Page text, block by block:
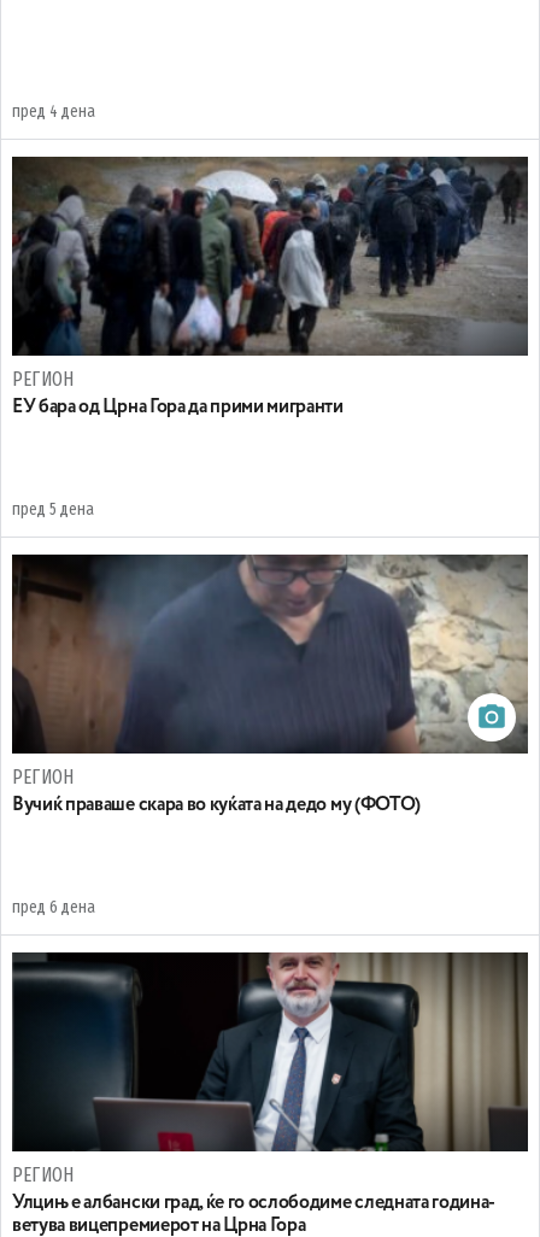
пред 4 дена
РЕГИОН
EУ бара од Црна Гора да прими мигранти
пред 5 дена
РЕГИОН
Вучиќ праваше скара во куќата на дедо му (ФОТО)
пред 6 дена
РЕГИОН
Улцињ е албански град, ќе го ослободиме следната година-
ветува вицепремиерот на Црна Гора